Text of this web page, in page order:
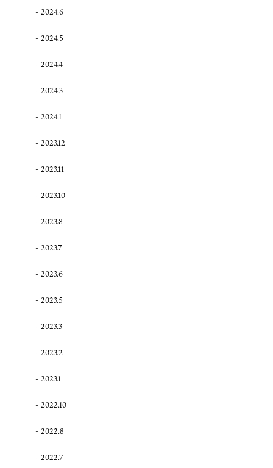
2024.6
2024.5
2024.4
2024.3
2024.1
2023.12
2023.11
2023.10
2023.8
2023.7
2023.6
2023.5
2023.3
2023.2
2023.1
2022.10
2022.8
2022.7